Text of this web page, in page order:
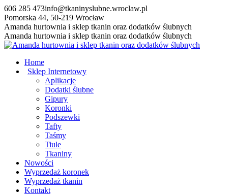
Przewiń
do
zawartości
606 285 473info@tkaninyslubne.wroclaw.pl
Pomorska 44, 50-219 Wrocław
Facebook
page
opens
new
window
Amanda hurtownia i sklep tkanin oraz dodatków ślubnych
Amanda hurtownia i sklep tkanin oraz dodatków ślubnych
Home
Sklep Internetowy
Aplikacje
Dodatki ślubne
Gipury
Koronki
Podszewki
Tafty
Taśmy
Tiule
Tkaniny
Nowości
Wyprzedaż koronek
Wyprzedaż tkanin
Kontakt